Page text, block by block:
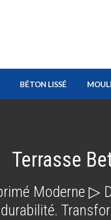
BÉTON LISSÉ
Terrasse
Moderne ▷